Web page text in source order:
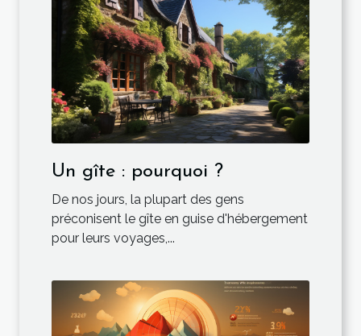
Un gîte : pourquoi ?
De nos jours, la plupart des gens
préconisent le gîte en guise d'hébergement
pour leurs voyages,...